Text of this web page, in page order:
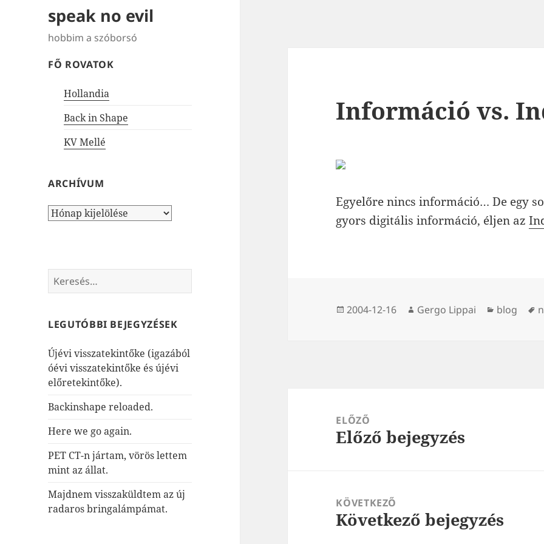
speak no evil
hobbim a szóborsó
FŐ ROVATOK
Hollandia
Back in Shape
KV Mellé
ARCHÍVUM
Archívum
Keresés:
LEGUTÓBBI BEJEGYZÉSEK
Újévi visszatekintőke (igazából
óévi visszatekintőke és újévi
előretekintőke).
Backinshape reloaded.
Here we go again.
PET CT-n jártam, vörös lettem
mint az állat.
Majdnem visszaküldtem az új
radaros bringalámpámat.
Információ vs.
Egyelőre nincs információ… De egy
gyors digitális információ, éljen az
Közzétéve
2004-12-16 Szerző
Gergo Lippai Kategória
blog
navigációELŐZŐ
Korábbi
Előző bejegyzés
KÖVETKEZŐ
Következő
Következő bejegyzés